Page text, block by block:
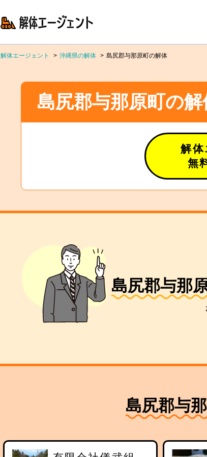
解体エージェント 沖縄県の解体 島尻郡与那原町の解体
島尻郡与那原町の
解
無
島尻郡与那
島尻郡与